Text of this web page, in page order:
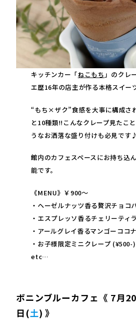
キッチンカー「ねこもち」のクレ
エ歴16年の店主が作る本格スイー
“もち×ザク”食感を大事に構成さ
と10種類!!こんなクレープ見たこ
うなお洒落な盛り付けも必見です♪
館内のカフェスペースにお持ち込
能です。
《MENU》￥900～
・ヘーゼルナッツ香る贅沢チョコ
・エスプレッソ香るチェリーティ
・アールグレイ香るマンゴーココ
・お子様限定ミニクレープ (¥500-)
etc…
ボニンブルーカフェ《 7月
日(土) 》